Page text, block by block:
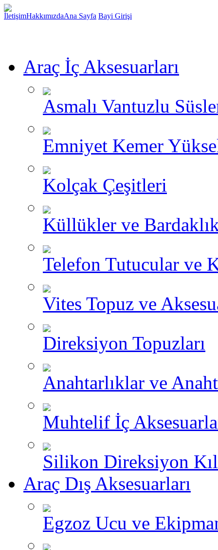
İletişimHakkımızdaAna Sayfa Bayi Girişi
Araç İç Aksesuarları
Asmalı Vantuzlu
Emniyet Kemer
Kolçak Çeşitleri
Küllükler ve
Telefon Tutucular ve
Vites Topuz ve
Direksiyon Topuzları
Anahtarlıklar ve
Muhtelif İç
Silikon Direksiyon
Araç Dış Aksesuarları
Egzoz Ucu ve